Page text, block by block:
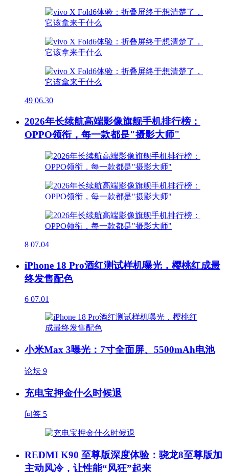
49 06.30
2026年长续航高端影像旗舰手机排行榜：
OPPO领衔，每一款都是"摄影大师"
8 07.04
iPhone 18 Pro酒红测试样机曝光，樱桃红成最
终发售配色
6 07.01
小米Max 3曝光：7寸全面屏、5500mAh电池
论坛 9
充电宝押金什么时候退
问答 5
REDMI K90 至尊版深度体验：骁龙8至尊版加
主动风冷，让性能“风狂”起来